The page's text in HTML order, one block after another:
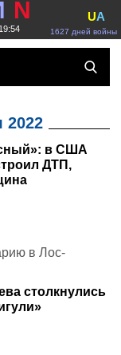
N
1627 дней войны
UA
2022
в США
ДТП,
в Лос-
столкнулись